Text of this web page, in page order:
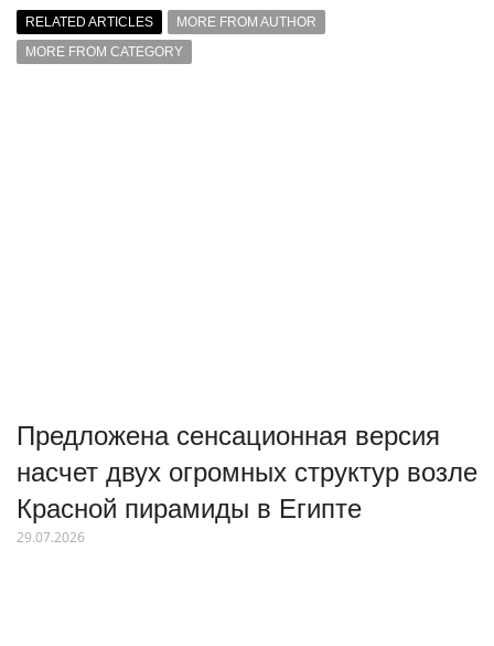
RELATED ARTICLES
MORE FROM AUTHOR
MORE FROM CATEGORY
Предложена сенсационная версия
насчет двух огромных структур возле
Красной пирамиды в Египте
29.07.2026